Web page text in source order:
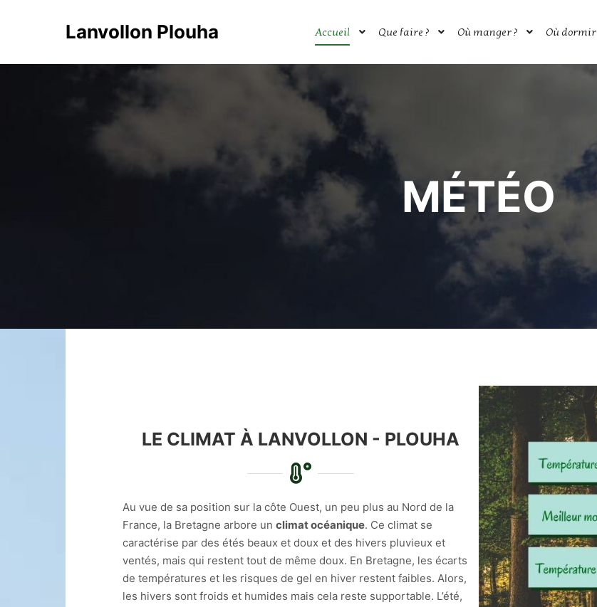
Lanvollon Plouha Accueil Que faire ? Où manger ? Où dormir
MÉTÉO
LE CLIMAT À LANVOLLON - PLOUHA
Au vue de sa position sur la côte Ouest, un peu plus au Nord de la
France, la Bretagne arbore un climat océanique. Ce climat se
caractérise par des étés beaux et doux et des hivers pluvieux et
ventés, mais qui restent tout de même doux. En Bretagne, les écarts
de températures et les risques de gel en hiver restent faibles. Alors,
les hivers sont froids et humides mais cela reste supportable. L’été,